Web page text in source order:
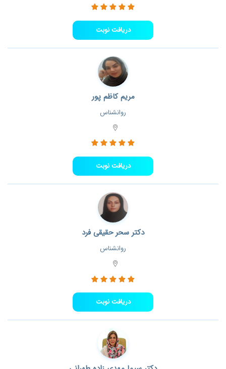
دریافت نوبت
مریم کاظم پور
روانشناس
دریافت نوبت
دکتر سحر حقیقی فرد
روانشناس
دریافت نوبت